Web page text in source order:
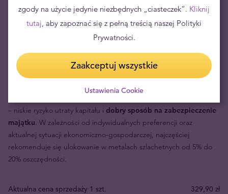
Długoterminowa inwestycja w srebro
– niskie ryzyko utraty kapitału i dobry sposób na zabezpieczenie
majątku. W zależności od indywidualnych preferencji oraz
aktualnej sytuacji ekonomiczno-gospodarczej, najczęściej
rekomenduje się ulokowanie w metalach szlachetnych od 5% do
20% oszczędności.
Aktualna cena sprzedaży 1 szt. 329,90 zł
zgody na użycie jedynie niezbędnych „ciasteczek”. Kliknij
tutaj, aby zapoznać się z pełną treścią naszej Polityki
Prywatności.
Zaakceptuj wszystkie
Ustawienia Cookie